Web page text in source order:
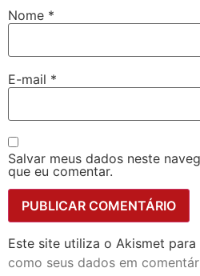
Nome *
E-mail *
Salvar meus dados neste
que eu comentar.
Este site utiliza o Akismet para
como seus dados em